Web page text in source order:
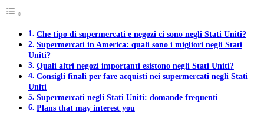
Che tipo di supermercati e negozi ci sono negli Stati Uniti?
Supermercati in America: quali sono i migliori negli Stati
Uniti?
Quali altri negozi importanti esistono negli Stati Uniti?
Consigli finali per fare acquisti nei supermercati negli Stati
Uniti
Supermercati negli Stati Uniti: domande frequenti
Plans that may interest you